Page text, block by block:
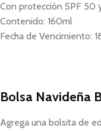
Con protección SPF 50
Contenido: 160ml
Fecha de Vencimiento:
Bolsa Navideña
Agrega una bolsita de